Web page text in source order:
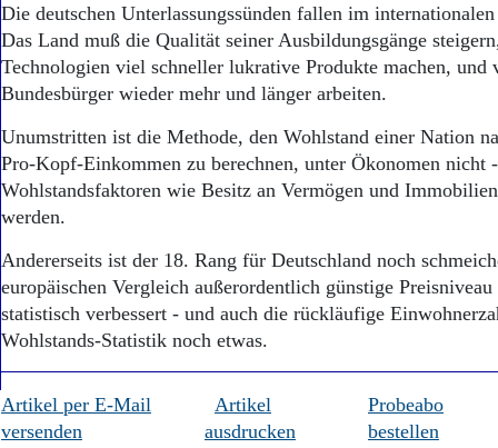
Die deutschen Unterlassungssünden fallen im
Das Land muß die Qualität seiner Ausbildungsgänge
Technologien viel schneller lukrative Produkte machen, und
Bundesbürger wieder mehr und länger arbeiten.
Unumstritten ist die Methode, den Wohlstand einer Nation
Pro-Kopf-Einkommen zu berechnen, unter Ökonomen nicht
Wohlstandsfaktoren wie Besitz an Vermögen und
werden.
Andererseits ist der 18. Rang für Deutschland noch
europäischen Vergleich außerordentlich günstige
statistisch verbessert - und auch die rückläufige
Wohlstands-Statistik noch etwas.
Artikel per E-Mail
versenden
Artikel
ausdrucken
Probeabo
bestellen